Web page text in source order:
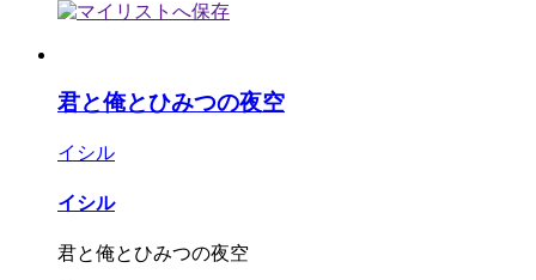
君と俺とひみつの夜空
イシル
イシル
君と俺とひみつの夜空